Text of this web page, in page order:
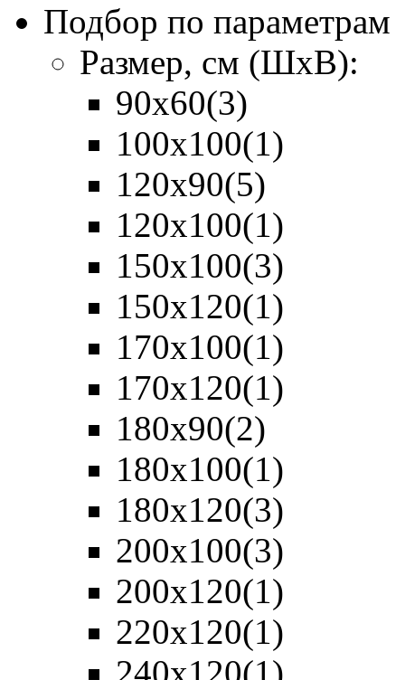
Подбор по параметрам
Размер, см (ШхВ):
90х60(3)
100х100(1)
120х90(5)
120х100(1)
150х100(3)
150х120(1)
170х100(1)
170х120(1)
180х90(2)
180х100(1)
180х120(3)
200х100(3)
200х120(1)
220х120(1)
240х120(1)